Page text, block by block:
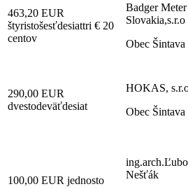
463,20 EUR
štyristošesťdesiattri € 20
centov
Badger Meter
Slovakia,s.r.o
Obec Šintava
290,00 EUR
dvestodeväťdesiat
HOKAS,
Obec Šintava
100,00 EUR jednosto
Nešťák